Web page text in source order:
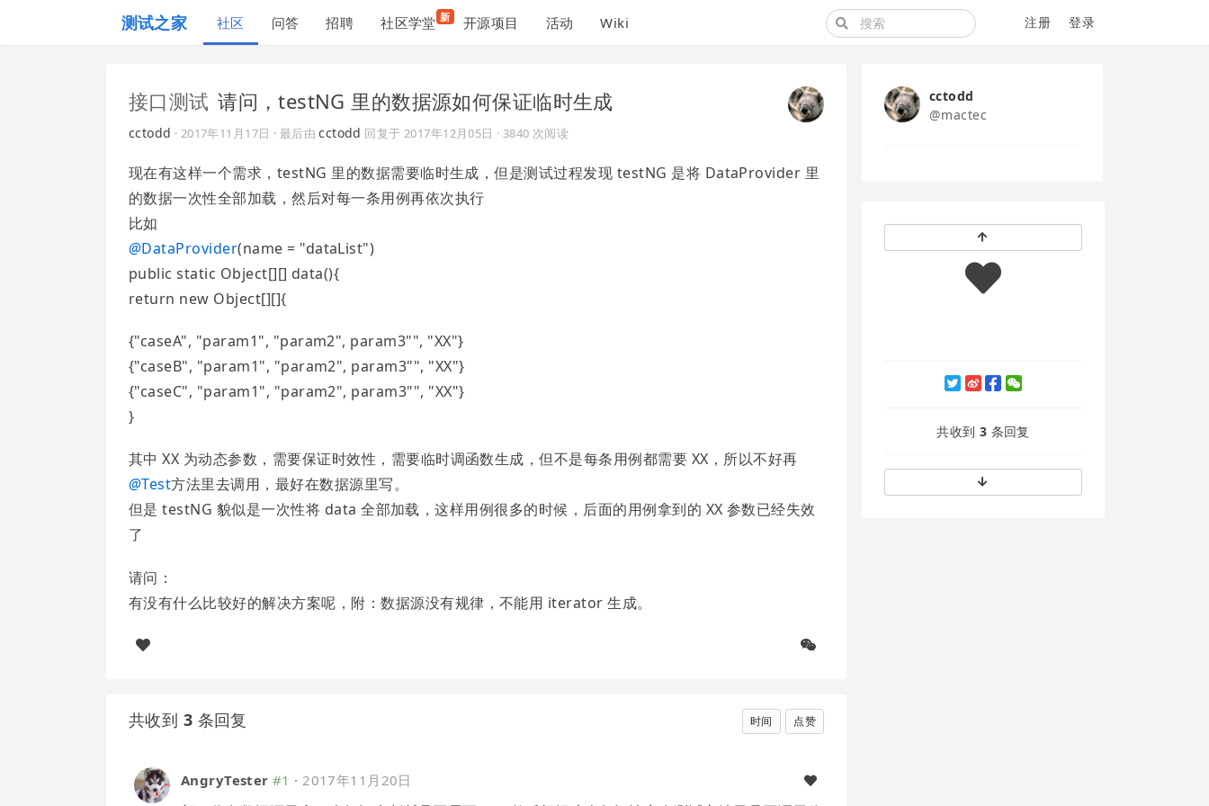
测试之家 社区 问答 招聘 社区学堂 新 开源项目 活动 Wiki 注册 登录
接口测试 请问，testNG 里的数据源如何保证临时生成
cctodd · 2017年11月17日 · 最后由cctodd 回复于2017年12月05日 · 3840 次阅读
现在有这样一个需求，testNG 里的数据需要临时生成，但是测试过程发现 testNG 是将 DataProvider 里
的数据一次性全部加载，然后对每一条用例再依次执行
比如
@DataProvider(name = "dataList")
public static Object[][] data(){
return new Object[][]{
{"caseA", "param1", "param2", param3"", "XX"}
{"caseB", "param1", "param2", param3"", "XX"}
{"caseC", "param1", "param2", param3"", "XX"}
}
其中 XX 为动态参数，需要保证时效性，需要临时调函数生成，但不是每条用例都需要 XX，所以不好再
@Test方法里去调用，最好在数据源里写。
但是 testNG 貌似是一次性将 data 全部加载，这样用例很多的时候，后面的用例拿到的 XX 参数已经失效
了
请问：
有没有什么比较好的解决方案呢，附：数据源没有规律，不能用 iterator 生成。
共收到 3 条回复 时间 点赞
AngryTester #1 · 2017年11月20日
cctodd
@mactec
共收到 3 条回复